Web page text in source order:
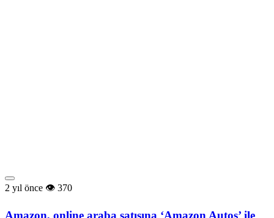
2 yıl önce 370
Amazon, online araba satışına ‘Amazon Autos’ ile